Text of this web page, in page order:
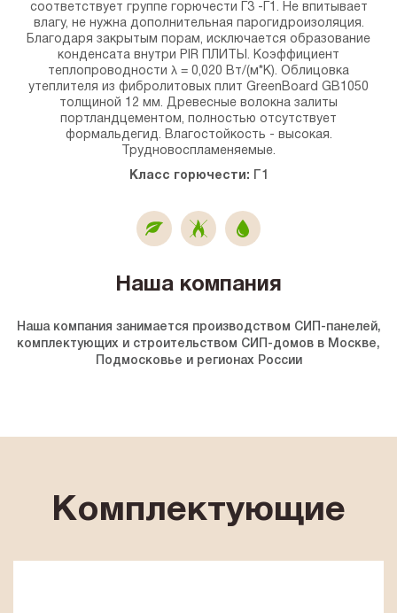
соответствует группе горючести Г3 -Г1. Не впитывает
влагу, не нужна дополнительная парогидроизоляция.
Благодаря закрытым порам, исключается образование
конденсата внутри PIR ПЛИТЫ. Коэффициент
теплопроводности λ = 0,020 Вт/(м*К). Облицовка
утеплителя из фибролитовых плит GreenBoard GB1050
толщиной 12 мм. Древесные волокна залиты
портландцементом, полностью отсутствует
формальдегид. Влагостойкость - высокая.
Трудновоспламеняемые.
Класс горючести: Г1
Наша компания
Наша компания занимается производством СИП-панелей,
комплектующих и строительством СИП-домов в Москве,
Подмосковье и регионах России
Комплектующие